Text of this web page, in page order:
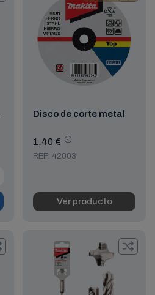
Disco de corte metal
1,40 €
REF: 42003
Ver producto